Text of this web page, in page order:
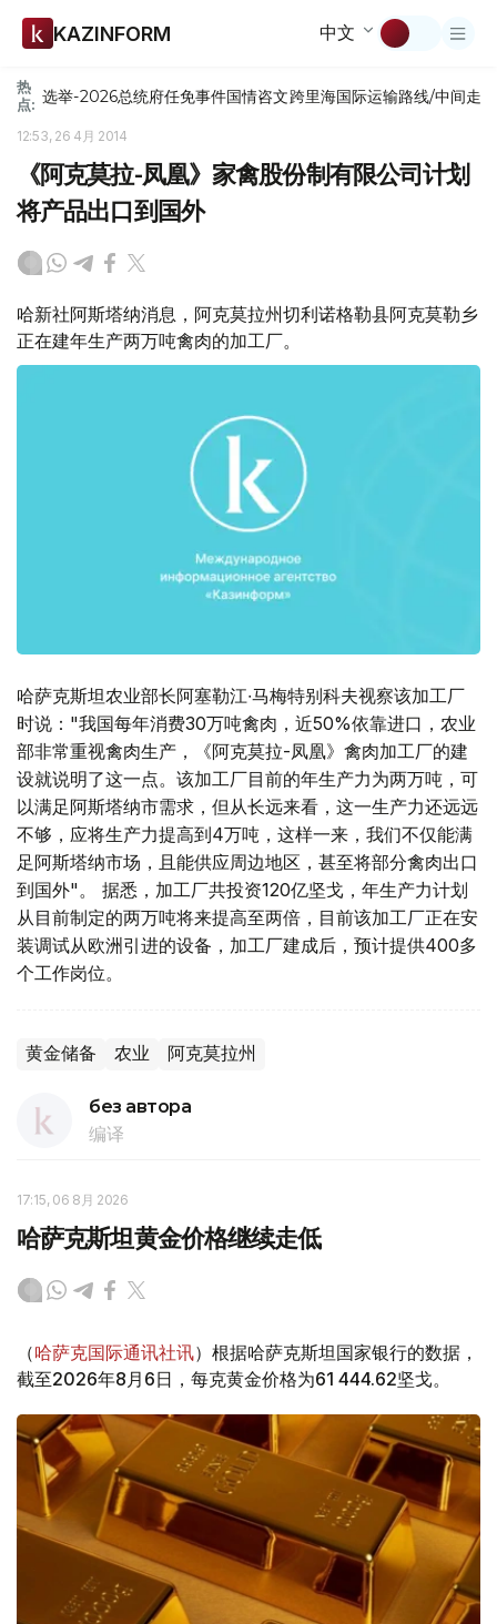
KAZINFORM 中文
热
点: 选举-2026总统府任免事件国情咨文跨里海国际运输路线/中间走廊
12:53, 26 4月 2014
《阿克莫拉-凤凰》家禽股份制有限公司计划
将产品出口到国外
哈新社阿斯塔纳消息，阿克莫拉州切利诺格勒县阿克莫勒乡
正在建年生产两万吨禽肉的加工厂。
哈萨克斯坦农业部长阿塞勒江∙马梅特别科夫视察该加工厂
时说："我国每年消费30万吨禽肉，近50%依靠进口，农业
部非常重视禽肉生产，《阿克莫拉-凤凰》禽肉加工厂的建
设就说明了这一点。该加工厂目前的年生产力为两万吨，可
以满足阿斯塔纳市需求，但从长远来看，这一生产力还远远
不够，应将生产力提高到4万吨，这样一来，我们不仅能满
足阿斯塔纳市场，且能供应周边地区，甚至将部分禽肉出口
到国外"。 据悉，加工厂共投资120亿坚戈，年生产力计划
从目前制定的两万吨将来提高至两倍，目前该加工厂正在安
装调试从欧洲引进的设备，加工厂建成后，预计提供400多
个工作岗位。
黄金储备 农业 阿克莫拉州
без автора
编译
17:15, 06 8月 2026
哈萨克斯坦黄金价格继续走低
（哈萨克国际通讯社讯）根据哈萨克斯坦国家银行的数据，
截至2026年8月6日，每克黄金价格为61 444.62坚戈。